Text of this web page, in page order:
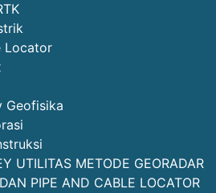
Locator
Geofisika
UTILITAS METODE GEORADAR
PIPE AND CABLE LOCATOR